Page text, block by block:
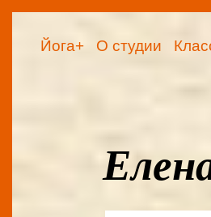
Йога+ О студии